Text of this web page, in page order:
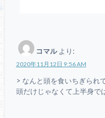
コマル より:
2020年11月12日 9:56 AM
> なんと頭を食いちぎられ
頭だけじゃなくて上半身で